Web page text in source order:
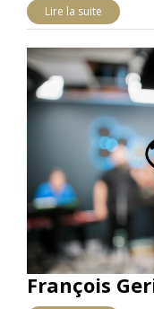
Lire la suite
François